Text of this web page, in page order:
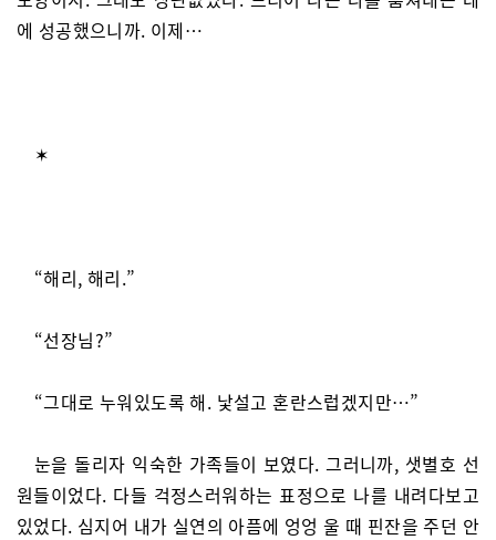
에 성공했으니까. 이제…
✶
“해리, 해리.”
“선장님?”
“그대로 누워있도록 해. 낯설고 혼란스럽겠지만…”
눈을 돌리자 익숙한 가족들이 보였다. 그러니까, 샛별호 선
원들이었다. 다들 걱정스러워하는 표정으로 나를 내려다보고
있었다. 심지어 내가 실연의 아픔에 엉엉 울 때 핀잔을 주던 안